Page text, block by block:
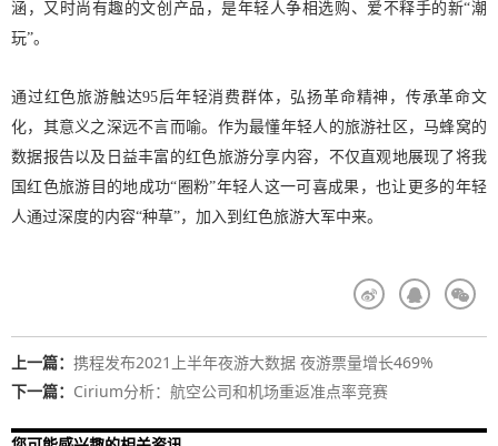
涵，又时尚有趣的文创产品，是年轻人争相选购、爱不释手的新“潮
玩”。
通过红色旅游触达95后年轻消费群体，弘扬革命精神，传承革命文
化，其意义之深远不言而喻。作为最懂年轻人的旅游社区，马蜂窝的
数据报告以及日益丰富的红色旅游分享内容，不仅直观地展现了将我
国红色旅游目的地成功“圈粉”年轻人这一可喜成果，也让更多的年轻
人通过深度的内容“种草”，加入到红色旅游大军中来。
上一篇： 携程发布2021上半年夜游大数据 夜游票量增长469%
下一篇： Cirium分析：航空公司和机场重返准点率竞赛